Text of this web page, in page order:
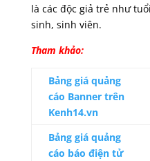
là các độc giả trẻ như
sinh, sinh viên.
Tham khảo:
Bảng giá quảng
cáo Banner trên
Kenh14.vn
Bảng giá quảng
cáo báo điện tử